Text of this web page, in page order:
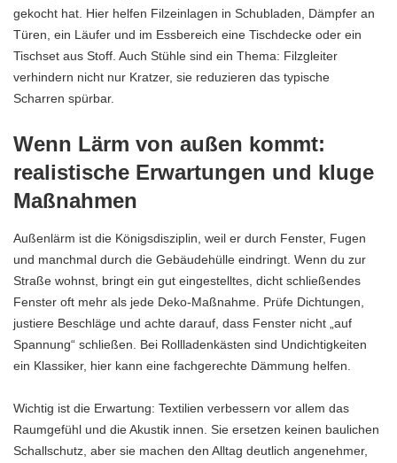
gekocht hat. Hier helfen Filzeinlagen in Schubladen, Dämpfer an
Türen, ein Läufer und im Essbereich eine Tischdecke oder ein
Tischset aus Stoff. Auch Stühle sind ein Thema: Filzgleiter
verhindern nicht nur Kratzer, sie reduzieren das typische
Scharren spürbar.
Wenn Lärm von außen kommt:
realistische Erwartungen und kluge
Maßnahmen
Außenlärm ist die Königsdisziplin, weil er durch Fenster, Fugen
und manchmal durch die Gebäudehülle eindringt. Wenn du zur
Straße wohnst, bringt ein gut eingestelltes, dicht schließendes
Fenster oft mehr als jede Deko-Maßnahme. Prüfe Dichtungen,
justiere Beschläge und achte darauf, dass Fenster nicht „auf
Spannung“ schließen. Bei Rollladenkästen sind Undichtigkeiten
ein Klassiker, hier kann eine fachgerechte Dämmung helfen.
Wichtig ist die Erwartung: Textilien verbessern vor allem das
Raumgefühl und die Akustik innen. Sie ersetzen keinen baulichen
Schallschutz, aber sie machen den Alltag deutlich angenehmer,